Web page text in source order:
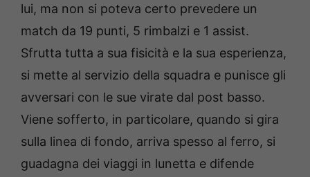
lui, ma non si poteva certo prevedere un
match da 19 punti, 5 rimbalzi e 1 assist.
Sfrutta tutta a sua fisicità e la sua esperienza,
si mette al servizio della squadra e punisce gli
avversari con le sue virate dal post basso.
Viene sofferto, in particolare, quando si gira
sulla linea di fondo, arriva spesso al ferro, si
guadagna dei viaggi in lunetta e difende